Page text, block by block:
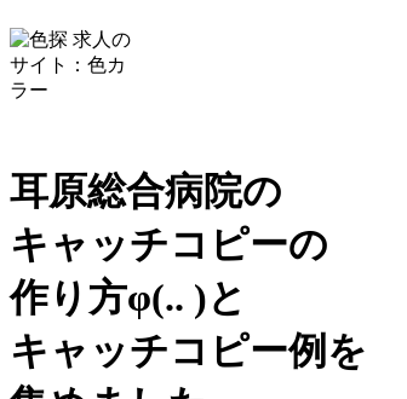
耳原総合病院の
キャッチコピーの
作り方φ(.. )と
キャッチコピー例を